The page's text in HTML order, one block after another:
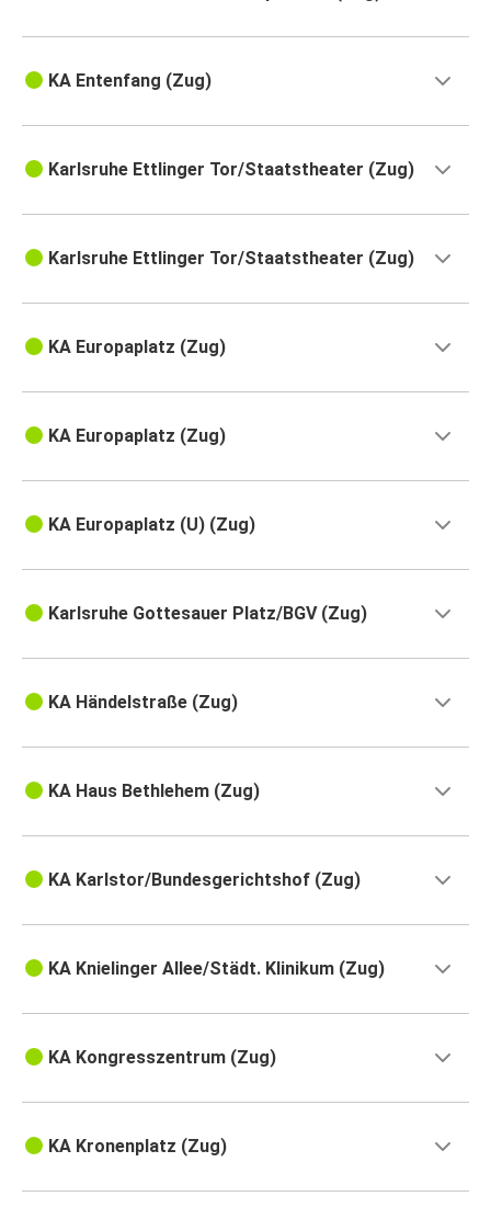
KA Entenfang (Zug)
Karlsruhe Ettlinger Tor/Staatstheater (Zug)
Karlsruhe Ettlinger Tor/Staatstheater (Zug)
KA Europaplatz (Zug)
KA Europaplatz (Zug)
KA Europaplatz (U) (Zug)
Karlsruhe Gottesauer Platz/BGV (Zug)
KA Händelstraße (Zug)
KA Haus Bethlehem (Zug)
KA Karlstor/Bundesgerichtshof (Zug)
KA Knielinger Allee/Städt. Klinikum (Zug)
KA Kongresszentrum (Zug)
KA Kronenplatz (Zug)